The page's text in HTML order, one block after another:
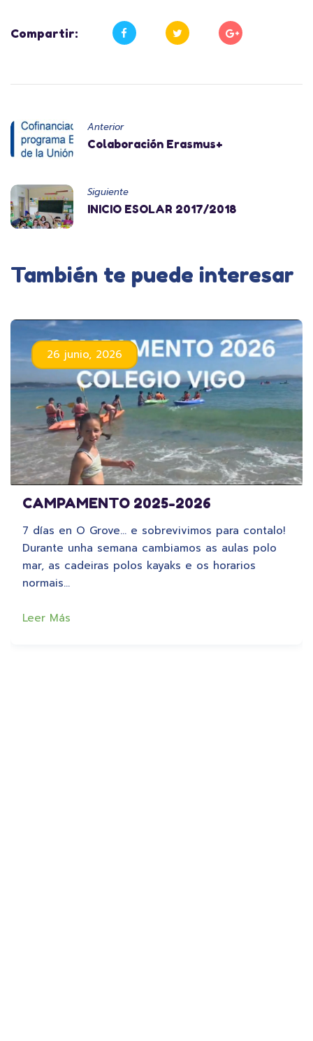
Compartir:
Anterior
Colaboración Erasmus+
Siguiente
INICIO ESOLAR 2017/2018
También te puede interesar
26 junio, 2026
CAMPAMENTO 2025-2026
7 días en O Grove… e sobrevivimos para contalo!
Durante unha semana cambiamos as aulas polo
mar, as cadeiras polos kayaks e os horarios
normais…
Leer Más